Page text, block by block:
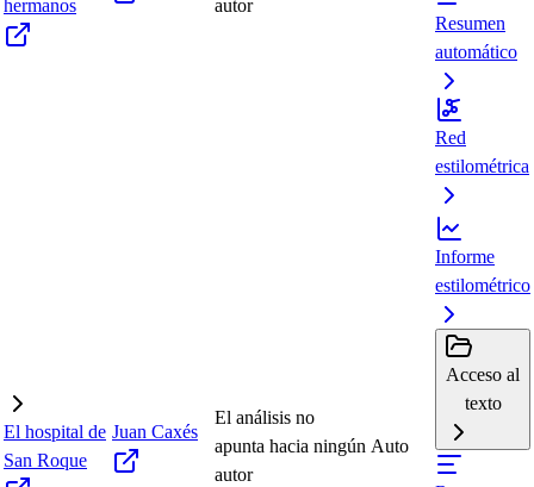
hermanos
autor
Resumen
automático
Red
estilométrica
El hospital de
San Roque
Juan Caxés
El análisis no
apunta hacia ningún
autor
Auto
Informe
estilométrico
Acceso al
texto